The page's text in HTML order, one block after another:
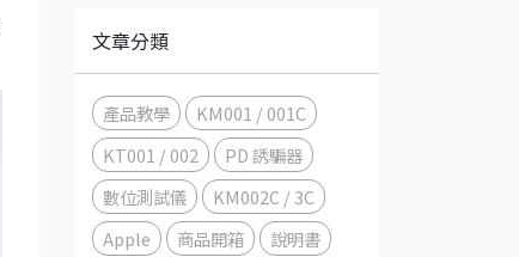
文章分類
產品教學
KM001 / 001C
KT001 / 002
PD 誘騙器
數位測試儀
KM002C / 3C
Apple
商品開箱
說明書